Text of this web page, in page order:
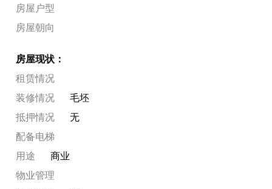
房屋户型
房屋朝向
房屋现状：
租赁情况
装修情况
毛坯
抵押情况
无
配备电梯
用途
商业
物业管理